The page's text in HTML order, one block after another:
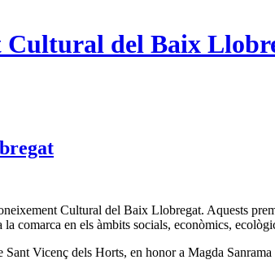
Cultural del Baix
Cultural del Baix Llobregat. Aquests
comarca en els àmbits socials, econòmics,
Vicenç dels Horts, en honor a Magda